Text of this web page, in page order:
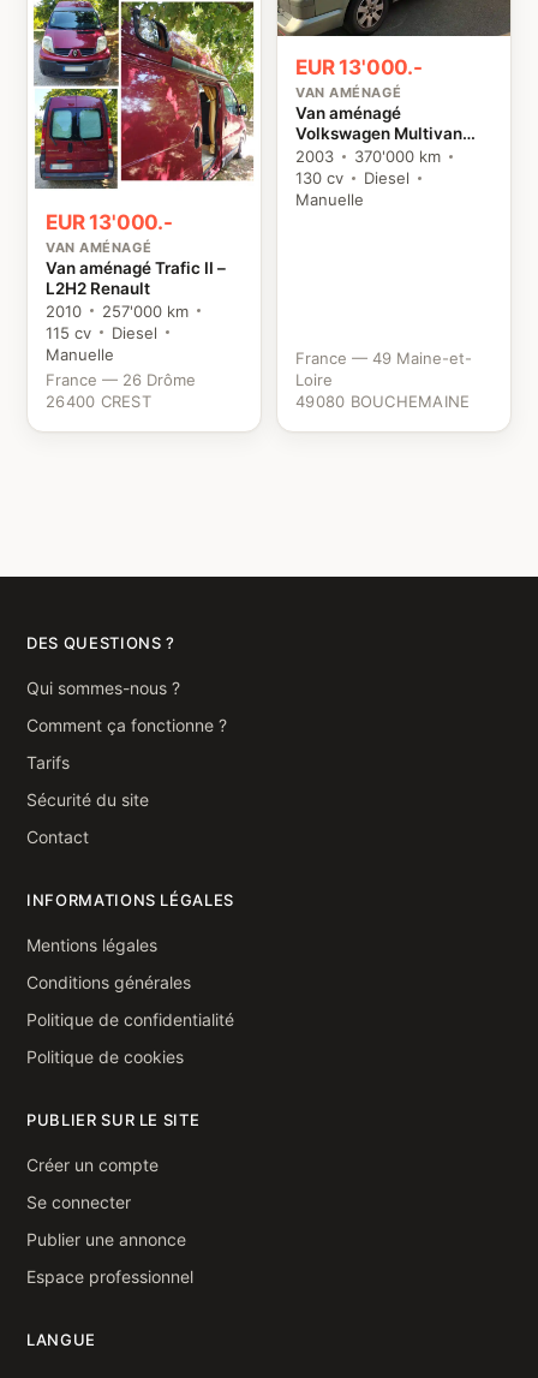
EUR 13'000.-
VAN AMÉNAGÉ
Van aménagé Trafic II –
L2H2 Renault
2010
257'000 km
115 cv
Diesel
Manuelle
France — 26 Drôme
26400 CREST
EUR 13'000.-
VAN AMÉNAGÉ
Van aménagé
Volkswagen Multivan
TDI 130 VW
2003
370'000 km
130 cv
Diesel
Manuelle
France — 49 Maine-et-
Loire
49080 BOUCHEMAINE
DES QUESTIONS ?
Qui sommes-nous ?
Comment ça fonctionne ?
Tarifs
Sécurité du site
Contact
INFORMATIONS LÉGALES
Mentions légales
Conditions générales
Politique de confidentialité
Politique de cookies
PUBLIER SUR LE SITE
Créer un compte
Se connecter
Publier une annonce
Espace professionnel
LANGUE